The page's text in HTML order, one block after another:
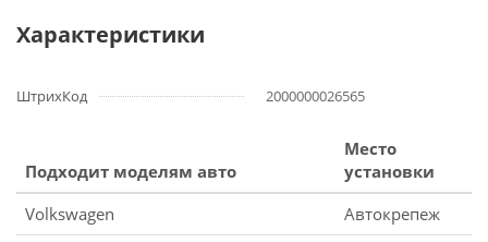
Характеристики
ШтрихКод 2000000026565
Подходит моделям авто
Место
установки
Volkswagen
Автокрепеж